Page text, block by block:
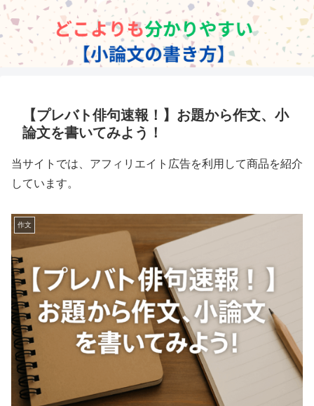
【プレバト俳句速報！】お題から作文、小
論文を書いてみよう！
当サイトでは、アフィリエイト広告を利用して商品を紹介
しています。
作文